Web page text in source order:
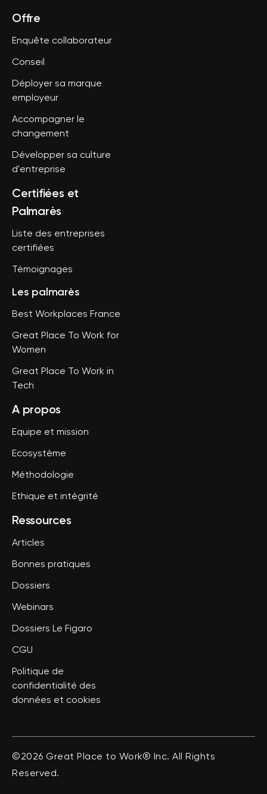
Offre
Enquête collaborateur
Conseil
Déployer sa marque
employeur
Accompagner le
changement
Développer sa culture
d'entreprise
Certifiées et
Palmarès
Liste des entreprises
certifiées
Témoignages
Les palmarès
Best Workplaces France
Great Place To Work for
Women
Great Place To Work in
Tech
A propos
Equipe et mission
Ecosystème
Méthodologie
Ethique et intégrité
Ressources
Articles
Bonnes pratiques
Dossiers
Webinars
Dossiers Le Figaro
CGU
Politique de
confidentialité des
données et cookies
©2026 Great Place to Work® Inc. All Rights
Reserved.